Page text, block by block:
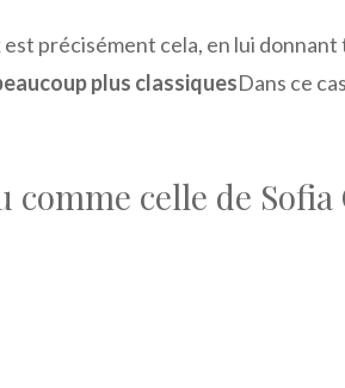
précisément cela, en lui
plus classiquesDans ce
celle de Sofia